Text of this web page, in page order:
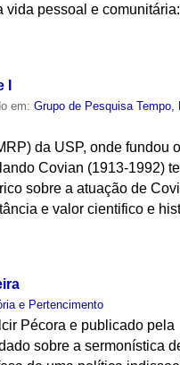
vida pessoal e comunitária:
em:Grupo de Pesquisa Tempo,
da USP, onde fundou o
Covian (1913-1992)
sobre a atuação de
e valor cientifico e
e Pertencimento
Pécora e publicado pela
sobre a sermonística